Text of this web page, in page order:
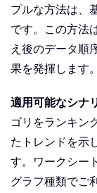
プルな方法は、
です。この方法
え後のデータ順
果を発揮します。
適用可能なシナ
ゴリをランキン
たトレンドを示
す。ワークシー
グラフ種類でご